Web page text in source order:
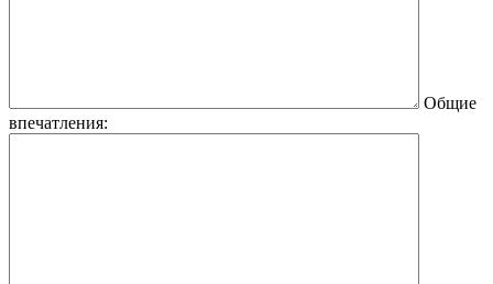
Общие
впечатления: